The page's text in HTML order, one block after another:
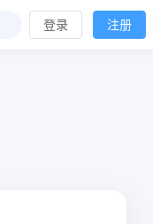
登录 注册